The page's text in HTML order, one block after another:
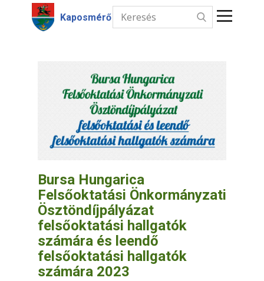
Kaposmérő
Hírek
Intézmények
Információk
Kapcsolat
Bursa Hungarica
Felsőoktatási Önkormányzati
Ösztöndíjpályázat
felsőoktatási hallgatók
számára és leendő
felsőoktatási hallgatók
számára 2023